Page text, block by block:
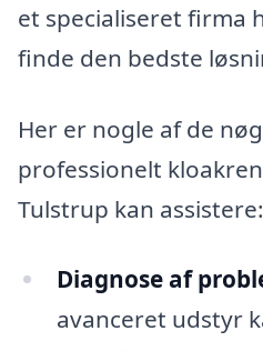
et specialiseret firma
finde den bedste
Her er nogle af de
professionelt
Tulstrup kan assistere:
Diagnose af
avanceret udstyr